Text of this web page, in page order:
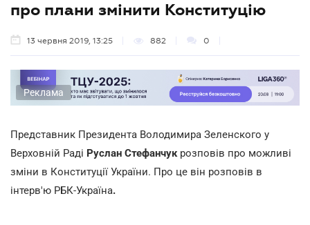
про плани змінити Конституцію
13 червня 2019, 13:25 882 0
Реклама
Представник Президента Володимира Зеленского у
Верховній Раді Руслан Стефанчукрозповів про можливі
зміни в Конституції України. Про це він розповів в
інтерв'ю РБК-Україна.